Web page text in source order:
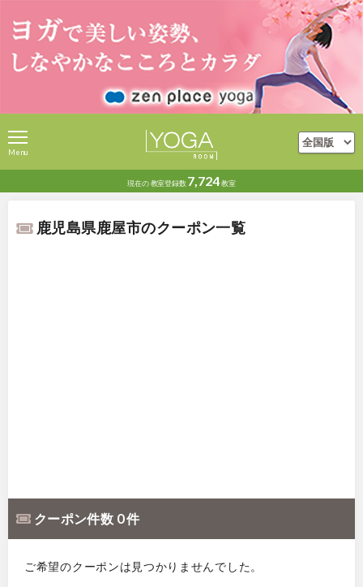
現在の教室登録数 7,724教室
Menu
鹿児島県鹿屋市のクーポン一覧
クーポン件数 0 件
ご希望のクーポンは見つかりませんでした。